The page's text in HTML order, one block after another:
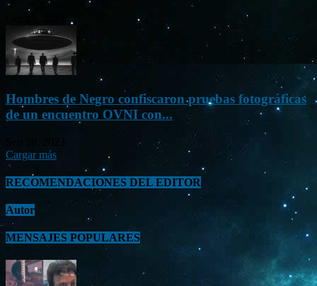
Hombres de Negro confiscaron pruebas fotográficas
de un encuentro OVNI con...
Cargar más
RECOMENDACIONES DEL EDITOR
Autor
MENSAJES POPULARES